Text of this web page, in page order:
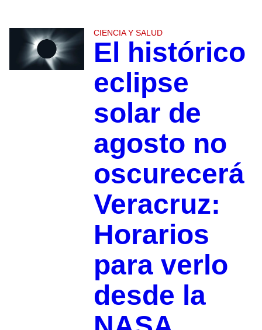
CIENCIA Y SALUD
El histórico
eclipse
solar de
agosto no
oscurecerá
Veracruz:
Horarios
para verlo
desde la